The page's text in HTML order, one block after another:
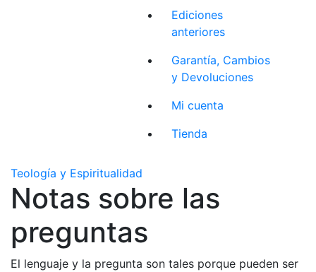
Ediciones
anteriores
Garantía, Cambios
y Devoluciones
Mi cuenta
Tienda
Teología y Espiritualidad
Notas sobre las
preguntas
El lenguaje y la pregunta son tales porque pueden ser